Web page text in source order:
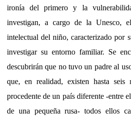
ironía del primero y la
investigan, a cargo de la Unesco,
intelectual del niño, caracterizado por
investigar su entorno familiar. Se
descubrirán que no tuvo un padre al
que, en realidad, existen hasta
procedente de un país diferente -entre
de una pequeña rusa- todos ellos